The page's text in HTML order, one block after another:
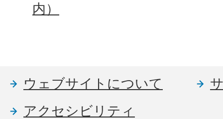
内）
ウェブサイトについて
アクセシビリティ